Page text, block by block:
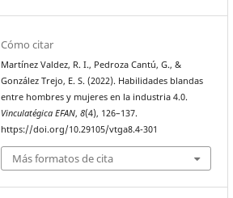
Cómo citar
Martínez Valdez, R. I., Pedroza Cantú, G., &
González Trejo, E. S. (2022). Habilidades blandas
entre hombres y mujeres en la industria 4.0.
Vinculatégica EFAN,8(4), 126–137.
https://doi.org/10.29105/vtga8.4-301
Más formatos de cita